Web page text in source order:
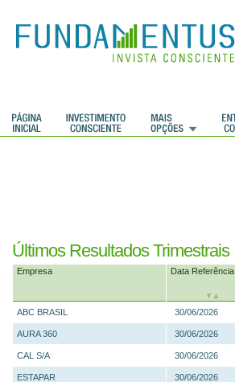
Últimos Resultados Trimestrais
Empresa Data Referência
ABC BRASIL 30/06/2026
AURA 360 30/06/2026
CAL S/A 30/06/2026
ESTAPAR 30/06/2026